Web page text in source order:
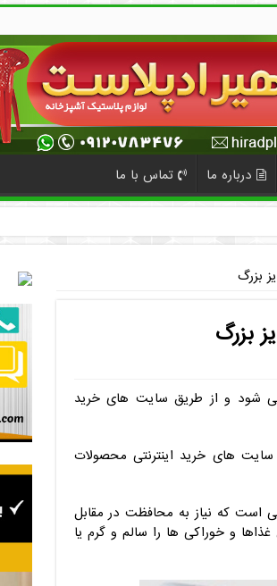
درباره ما تماس با ما
بزرگ
بزرگ
می شود و از طریق سایت های خرید
های خرید اینترنتی محصولات
است که نیاز به محافظت در مقابل
و خوراکی ها را سالم و گرم یا